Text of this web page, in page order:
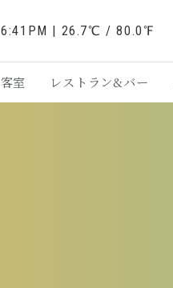
6:41PM | 26.7℃ /80.0℉
客室 レストラン&バー